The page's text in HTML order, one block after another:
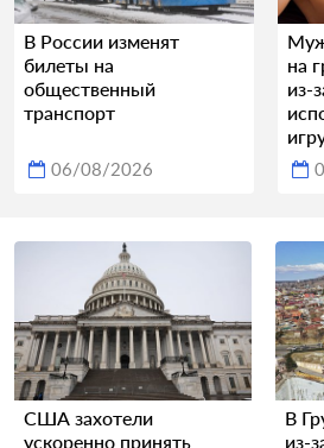
В России изменят
билеты на
общественный
транспорт
06/08/2026
на
из-
США захотели
ускоренно принять
В
из-